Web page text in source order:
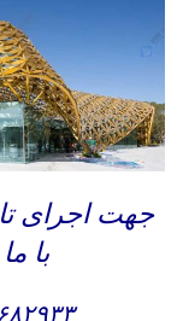
جهت اجرای
با